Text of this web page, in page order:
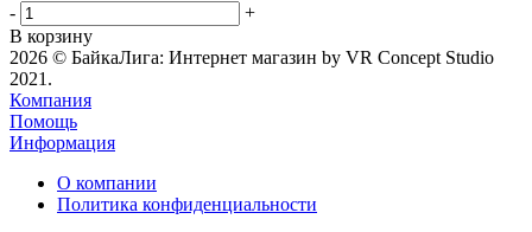
-
+
В корзину
2026 © БайкаЛига: Интернет магазин by VR Concept Studio
2021.
Компания
Помощь
Информация
О компании
Политика конфиденциальности